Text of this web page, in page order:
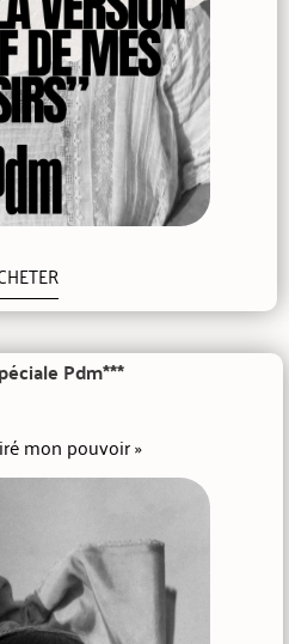
Pdm***
mon pouvoir »